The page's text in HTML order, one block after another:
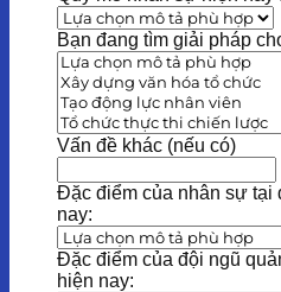
Bạn đang tìm giải pháp
Vấn đề khác (nếu có)
Đặc điểm của nhân sự tại
nay:
Đặc điểm của đội ngũ
hiện nay: